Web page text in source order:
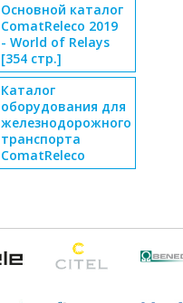
Основной каталог
ComatReleco 2019
- World of Relays
[354 стр.]
Каталог
оборудования для
железнодорожного
транспорта
ComatReleco